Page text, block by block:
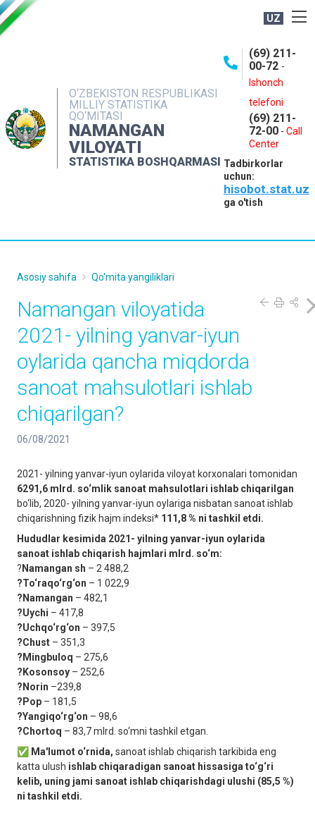
UZ
O‘ZBEKISTON RESPUBLIKASI
MILLIY STATISTIKA
QO‘MITASI
NAMANGAN
VILOYATI
STATISTIKA BOSHQARMASI
(69) 211-
00-72 -
Ishonch
telefoni
(69) 211-
72-00 - Call
Center
Tadbirkorlar
uchun:
hisobot.stat.uz
ga o'tish
NASHRLAR
INTERAKTIV XIZMATLAR
MATBUOT XIZMATI
MUROJAATLAR
Asosiy sahifa Qo'mita yangiliklari
Namangan viloyatida
2021- yilning yanvar-iyun
oylarida qancha miqdorda
sanoat mahsulotlari ishlab
chiqarilgan?
06/08/2021
2021- yilning yanvar-iyun oylarida viloyat korxonalari tomonidan
6291,6 mlrd. so‘mlik sanoat mahsulotlari ishlab chiqarilgan
bo‘lib, 2020- yilning yanvar-iyun oylariga nisbatan sanoat ishlab
chiqarishning fizik hajm indeksi* 111,8 % ni tashkil etdi.
Hududlar kesimida 2021- yilning yanvar-iyun oylarida
sanoat ishlab chiqarish hajmlari mlrd. so‘m:
? Namangan sh – 2 488,2
?To‘raqo‘rg‘on – 1 022,9
?Namangan – 482,1
?Uychi – 417,8
?Uchqo‘rg‘on – 397,5
?Chust – 351,3
?Mingbuloq – 275,6
?Kosonsoy – 252,6
?Norin –239,8
?Pop – 181,5
?Yangiqo‘rg‘on – 98,6
?Chortoq – 83,7 mlrd. so‘mni tashkil etgan.
✅ Ma'lumot o‘rnida, sanoat ishlab chiqarish tarkibida eng
katta ulush ishlab chiqaradigan sanoat hissasiga to‘g‘ri
kelib, uning jami sanoat ishlab chiqarishdagi ulushi (85,5 %)
ni tashkil etdi.